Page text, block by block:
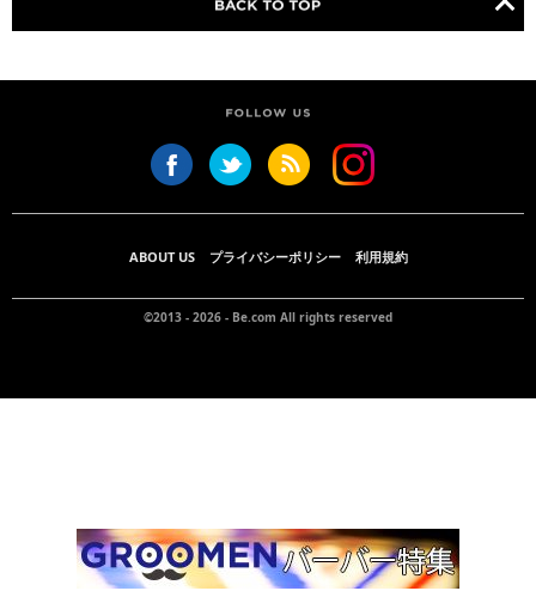
ABOUT US プライバシーポリシー 利用規約
©2013 - 2026 - Be.com All rights reserved